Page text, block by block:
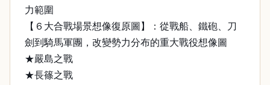
力範圍
【６大合戰場景想像復原圖】：從戰船、鐵砲、刀
劍到騎馬軍團，改變勢力分布的重大戰役想像圖
★嚴島之戰
★長篠之戰